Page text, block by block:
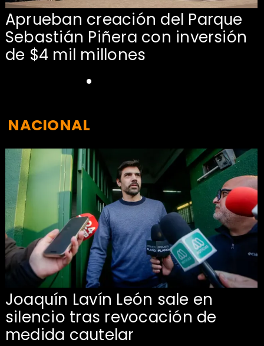
Aprueban creación del Parque
Sebastián Piñera con inversión
de $4 mil millones
Joaquín Lavín León sale en
silencio tras revocación de
medida cautelar
NACIONAL